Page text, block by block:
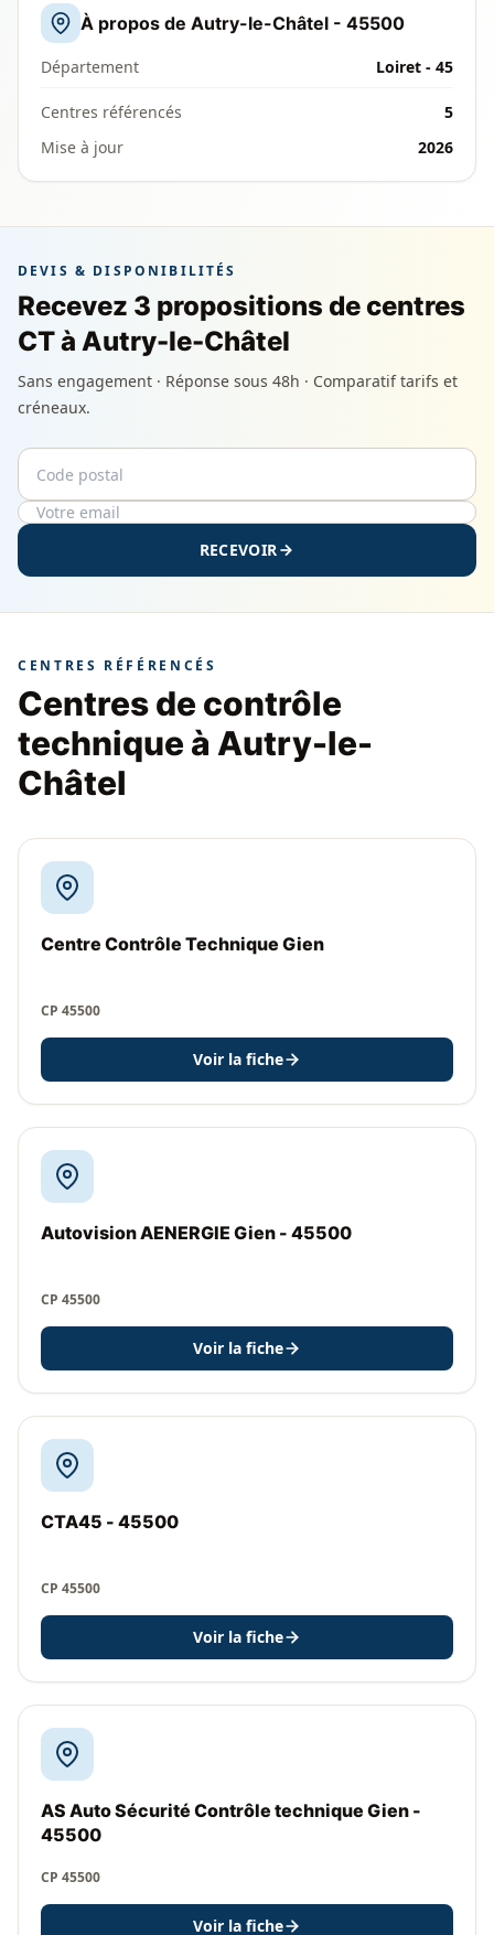
À propos de Autry-le-Châtel - 45500
Département Loiret - 45
Centres référencés
5
Mise à jour
2026
DEVIS & DISPONIBILITÉS
Recevez 3 propositions de centres
CT à Autry-le-Châtel
Sans engagement · Réponse sous 48h · Comparatif tarifs et
créneaux.
Code postal
Email
RECEVOIR
CENTRES RÉFÉRENCÉS
Centres de contrôle
technique à Autry-le-
Châtel
Centre Contrôle Technique Gien
CP 45500
Voir la fiche
Autovision AENERGIE Gien - 45500
CP 45500
Voir la fiche
CTA45 - 45500
CP 45500
Voir la fiche
AS Auto Sécurité Contrôle technique Gien -
45500
CP 45500
Voir la fiche